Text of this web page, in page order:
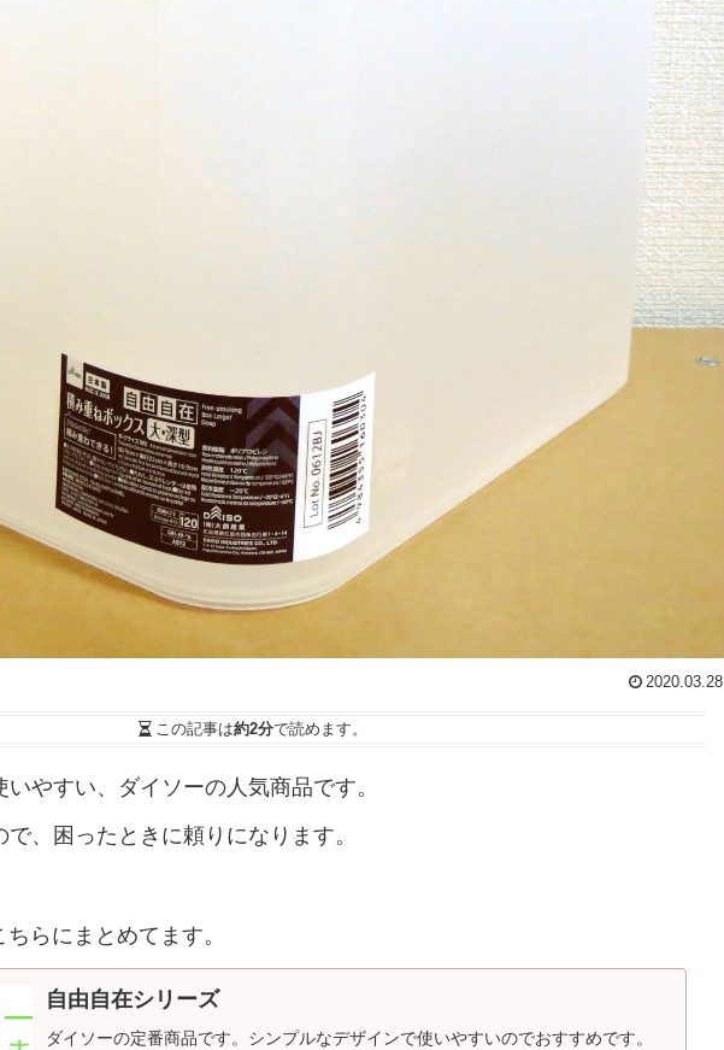
2020.03.28
この記事は約2分で読めます。
やすい、ダイソーの人気商品です。
、困ったときに頼りになります。
らにまとめてます。
自由自在シリーズ
ダイソーの定番商品です。シンプルなデザインで使いやすいのでおすすめです。